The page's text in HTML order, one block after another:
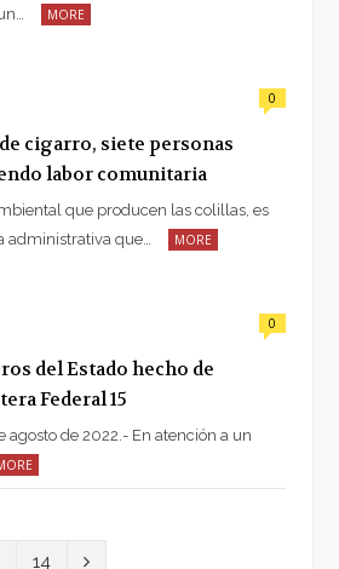
MORE
0
cigarro, siete personas
labor comunitaria
que producen las colillas, es
administrativa que…
MORE
0
del Estado hecho de
Federal 15
agosto de 2022.- En atención a un
14
N